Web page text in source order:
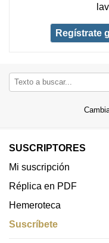
Regístrate
SUSCRIPTORES
Mi suscripción
Réplica en PDF
Hemeroteca
Suscríbete